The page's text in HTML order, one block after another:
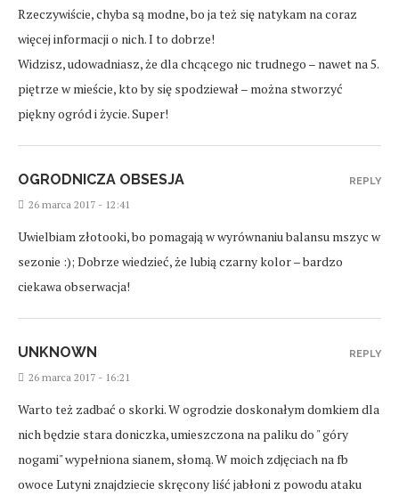
Rzeczywiście, chyba są modne, bo ja też się natykam na coraz
więcej informacji o nich. I to dobrze!
Widzisz, udowadniasz, że dla chcącego nic trudnego – nawet na 5.
piętrze w mieście, kto by się spodziewał – można stworzyć
piękny ogród i życie. Super!
OGRODNICZA OBSESJA
26 marca 2017 - 12:41
Uwielbiam złotooki, bo pomagają w wyrównaniu balansu mszyc w
sezonie :); Dobrze wiedzieć, że lubią czarny kolor – bardzo
ciekawa obserwacja!
REPLY
UNKNOWN
26 marca 2017 - 16:21
Warto też zadbać o skorki. W ogrodzie doskonałym domkiem dla
nich będzie stara doniczka, umieszczona na paliku do " góry
nogami" wypełniona sianem, słomą. W moich zdjęciach na fb
owoce Lutyni znajdziecie skręcony liść jabłoni z powodu ataku
REPLY